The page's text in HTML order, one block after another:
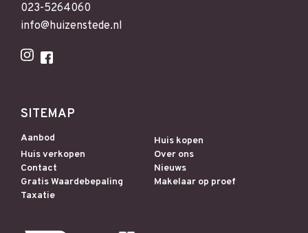
023-5264060
info@huizenstede.nl
SITEMAP
Aanbod
Huis kopen
Huis verkopen
Over ons
Contact
Nieuws
Gratis Waardebepaling
Makelaar op proef
Taxatie